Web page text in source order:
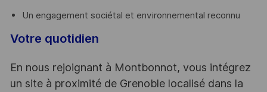
Un engagement sociétal et environnemental reconnu
Votre quotidien
En nous rejoignant à Montbonnot, vous intégrez
un site à proximité de Grenoble localisé dans la